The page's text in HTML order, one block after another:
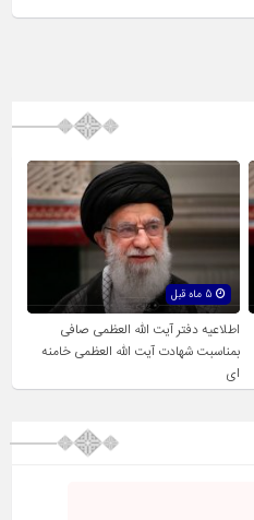
اطلاعیه دفتر آیت الله العظمی صافی
بمناسبت شهادت آیت الله العظمی خامنه
ای